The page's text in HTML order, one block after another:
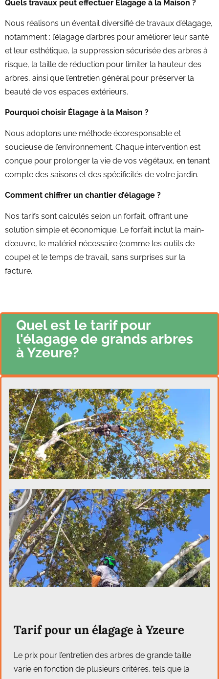
Quels travaux peut effectuer Élagage à la Maison ?
Nous réalisons un éventail diversifié de travaux d’élagage,
notamment : l’élagage d’arbres pour améliorer leur santé
et leur esthétique, la suppression sécurisée des arbres à
risque, la taille de réduction pour limiter la hauteur des
arbres, ainsi que l’entretien général pour préserver la
beauté de vos espaces extérieurs.
Pourquoi choisir Élagage à la Maison ?
Nous adoptons une méthode écoresponsable et
soucieuse de l’environnement. Chaque intervention est
conçue pour prolonger la vie de vos végétaux, en tenant
compte des saisons et des spécificités de votre jardin.
Comment chiffrer un chantier d’élagage ?
Nos tarifs sont calculés selon un forfait, offrant une
solution simple et économique. Le forfait inclut la main-
d’œuvre, le matériel nécessaire (comme les outils de
coupe) et le temps de travail, sans surprises sur la
facture.
Quel est le tarif pour
l'élagage de grands arbres
à Yzeure?
Tarif pour un élagage à Yzeure
Le prix pour l’entretien des arbres de grande taille
varie en fonction de plusieurs critères, tels que la